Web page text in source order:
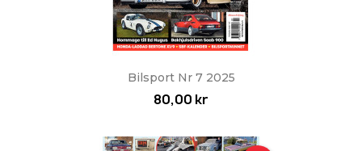
Bilsport Nr 7 2025
80,00 kr